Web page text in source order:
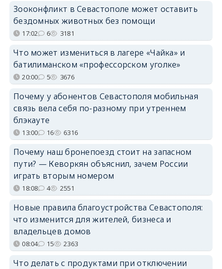
Зооконфликт в Севастополе может оставить
бездомных животных без помощи
17:02 6 3181
Что может измениться в лагере «Чайка» и
батилиманском «профессорском уголке»
20:00 5 3676
Почему у абонентов Севастополя мобильная
связь вела себя по-разному при утреннем
блэкауте
13:00 16 6316
Почему наш бронепоезд стоит на запасном
пути? — Кеворкян объяснил, зачем России
играть вторым номером
18:08 4 2551
Новые правила благоустройства Севастополя:
что изменится для жителей, бизнеса и
владельцев домов
08:04 15 2363
Что делать с продуктами при отключении